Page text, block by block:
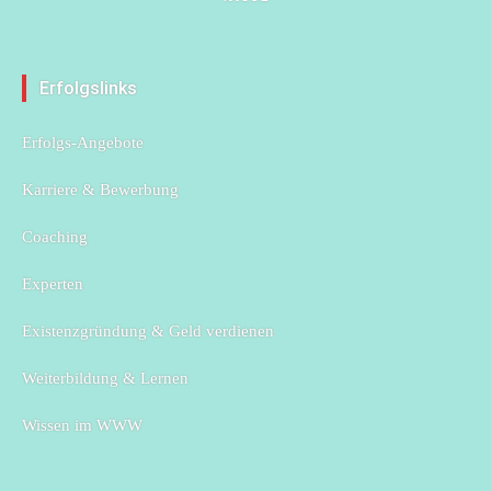
Erfolgslinks
Erfolgs-Angebote
Karriere & Bewerbung
Coaching
Experten
Existenzgründung & Geld verdienen
Weiterbildung & Lernen
Wissen im WWW